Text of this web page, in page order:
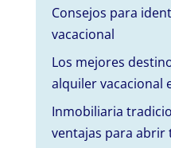
Consejos para
vacacional
Los mejores
alquiler vacacional
Inmobiliaria
ventajas para abrir